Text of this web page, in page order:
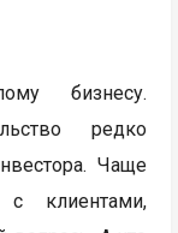
бизнесу.
редко
Чаще
клиентами,